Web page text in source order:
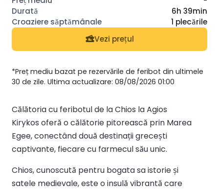
6h 39min
1 plecările
Vezi prețul
*Preț mediu bazat pe rezervările de feribot din ultimele
30 de zile. Ultima actualizare: 08/08/2026 01:00
Călătoria cu feribotul de la Chios la Agios
Kirykos oferă o călătorie pitorească prin Marea
Egee, conectând două destinații grecești
captivante, fiecare cu farmecul său unic.
Chios, cunoscută pentru bogata sa istorie și
satele medievale, este o insulă vibrantă care